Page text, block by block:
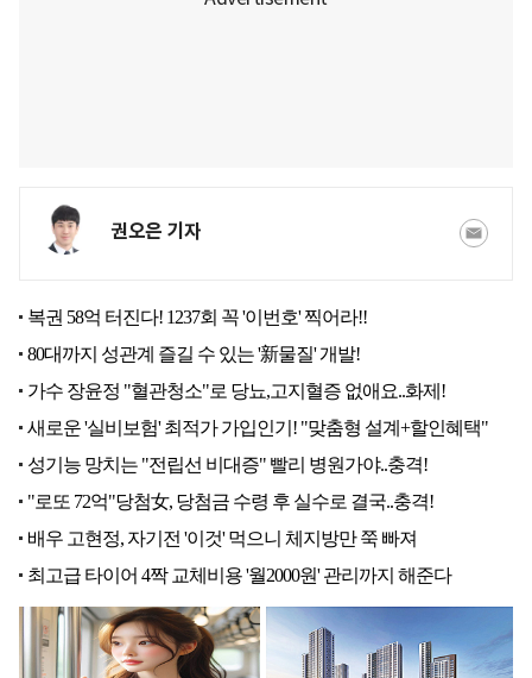
권오은 기자